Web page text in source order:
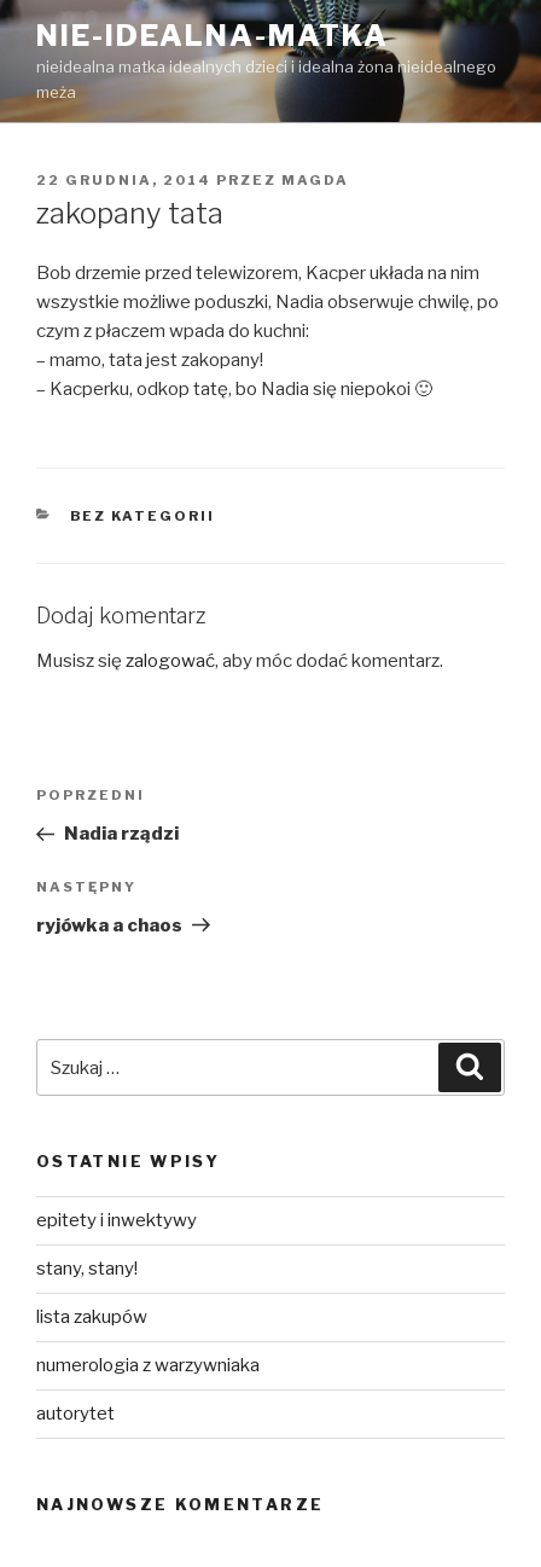
Przejdź
treści
NIE-IDEALNA-MATKA
nieidealna matka idealnych dzieci i idealna żona nieidealnego
meża
OPUBLIKOWANE
22 GRUDNIA, 2014 PRZEZ MAGDA
zakopany tata
Bob drzemie przed telewizorem, Kacper układa na nim
wszystkie możliwe poduszki, Nadia obserwuje chwilę, po
czym z płaczem wpada do kuchni:
– mamo, tata jest zakopany!
– Kacperku, odkop tatę, bo Nadia się niepokoi 🙂
KATEGORIE
BEZ KATEGORII
Dodaj komentarz
Musisz się zalogować, aby móc dodać komentarz.
Poprzedni
wpis
POPRZEDNI
Nadia rządzi
Następny
wpis
NASTĘPNY
ryjówka a chaos
OSTATNIE WPISY
epitety i inwektywy
stany, stany!
lista zakupów
numerologia z warzywniaka
autorytet
NAJNOWSZE KOMENTARZE